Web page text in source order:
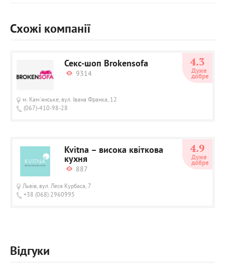
Схожі компанії
Секс-шоп Brokensofa
9314
м. Кам'янське, вул. Івана Франка, 12
(067)-410-98-28
4.3
Дуже
добре
Kvitna – висока квіткова
кухня
887
Львів, вул. Леся Курбаса, 7
+38 (068) 2960995
4.9
Дуже
добре
Відгуки